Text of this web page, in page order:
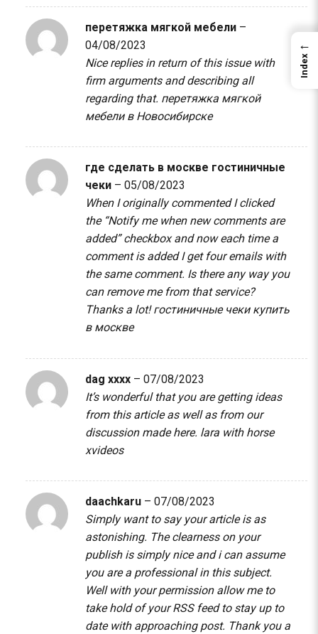
перетяжка мягкой мебели –
04/08/2023
Nice replies in return of this issue with
firm arguments and describing all
regarding that. перетяжка мягкой
мебели в Новосибирске
где сделать в москве гостиничные
чеки – 05/08/2023
When I originally commented I clicked
the “Notify me when new comments are
added” checkbox and now each time a
comment is added I get four emails with
the same comment. Is there any way you
can remove me from that service?
Thanks a lot!гостиничные чеки купить
в москве
dag xxxx – 07/08/2023
It’s wonderful that you are getting ideas
from this article as well as from our
discussion made here. lara with horse
xvideos
daachkaru – 07/08/2023
Simply want to say your article is as
astonishing. The clearness on your
publish is simply nice and i can assume
you are a professional in this subject.
Well with your permission allow me to
take hold of your RSS feed to stay up to
date with approaching post. Thank you a
←
Index